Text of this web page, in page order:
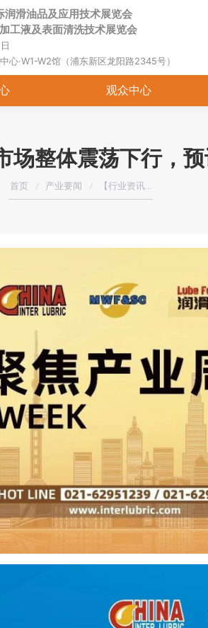
滑油品及应用技术展览会
工液及表面清洗技术展览会
心·W1-W2馆（浦东新区龙阳路2345号）
观众中心
场整体震荡下行，
您在这里：
首页 产业要闻 【行业资讯…
关于展会 展商中心